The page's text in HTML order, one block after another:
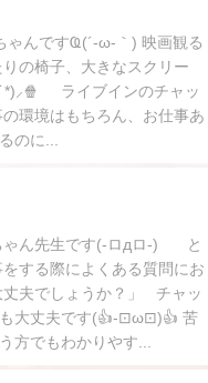
ゃんですҨ(´-ω-｀) 映画観る
の椅子、大きなスクリー
ライブインのチャッ
環境はもちろん、お仕事あ
のに...
ゃん先生です(-ロдロ-)ゞ と
する際によくある質問にお
夫でしょうか？」 チャッ
も大丈夫です(👍-⊡ω⊡)👍 苦
方でもわかりやす...